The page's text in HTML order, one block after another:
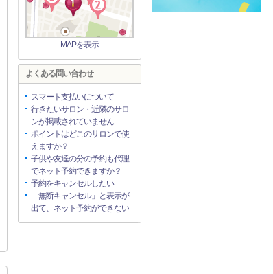
MAPを表示
よくある問い合わせ
スマート支払いについて
行きたいサロン・近隣のサロ
ンが掲載されていません
ポイントはどこのサロンで使
えますか？
子供や友達の分の予約も代理
でネット予約できますか？
予約をキャンセルしたい
「無断キャンセル」と表示が
出て、ネット予約ができない